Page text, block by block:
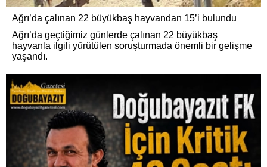
Ağrı’da çalınan 22 büyükbaş hayvandan 15’i bulundu
Ağrı’da geçtiğimiz günlerde çalınan 22 büyükbaş
hayvanla ilgili yürütülen soruşturmada önemli bir gelişme
yaşandı.